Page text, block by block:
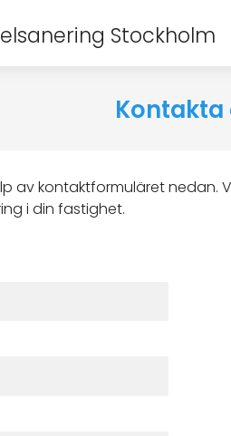
Stockholm
av kontaktformuläret nedan.
i din fastighet.